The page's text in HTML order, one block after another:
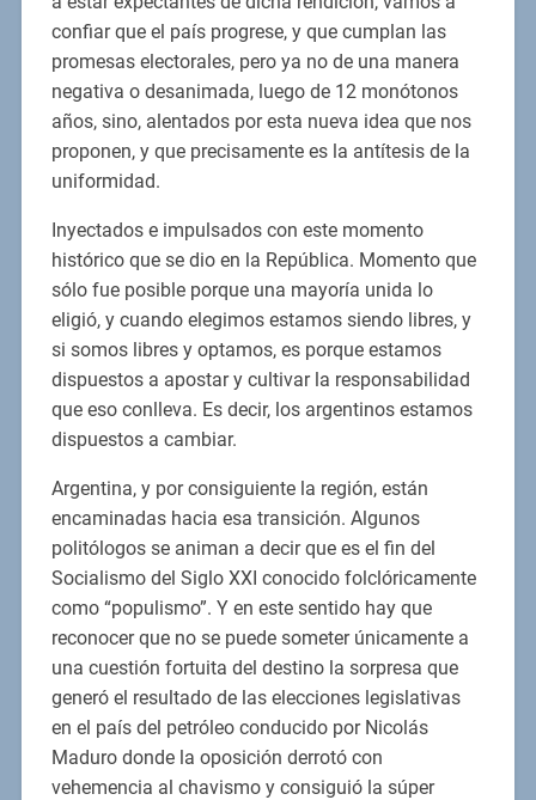
confiar que el país progrese, y que cumplan las
promesas electorales, pero ya no de una manera
negativa o desanimada, luego de 12 monótonos
años, sino, alentados por esta nueva idea que nos
proponen, y que precisamente es la antítesis de la
uniformidad.
Inyectados e impulsados con este momento
histórico que se dio en la República. Momento que
sólo fue posible porque una mayoría unida lo
eligió, y cuando elegimos estamos siendo libres, y
si somos libres y optamos, es porque estamos
dispuestos a apostar y cultivar la responsabilidad
que eso conlleva. Es decir, los argentinos estamos
dispuestos a cambiar.
Argentina, y por consiguiente la región, están
encaminadas hacia esa transición. Algunos
politólogos se animan a decir que es el fin del
Socialismo del Siglo XXI conocido folclóricamente
como “populismo”. Y en este sentido hay que
reconocer que no se puede someter únicamente a
una cuestión fortuita del destino la sorpresa que
generó el resultado de las elecciones legislativas
en el país del petróleo conducido por Nicolás
Maduro donde la oposición derrotó con
vehemencia al chavismo y consiguió la súper